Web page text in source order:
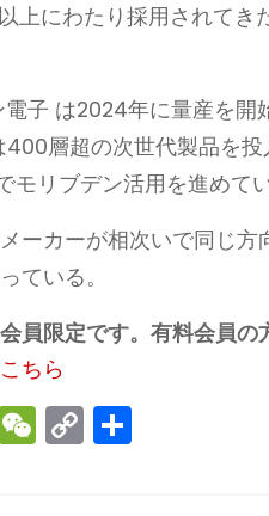
上にわたり採用されて
子 は2024年に量産を開
層超の次世代製品を
モリブデン活用を進めてい
ーカーが相次いで同じ
ている。
員限定です。有料会員の
こちら
n
W
e
C
o